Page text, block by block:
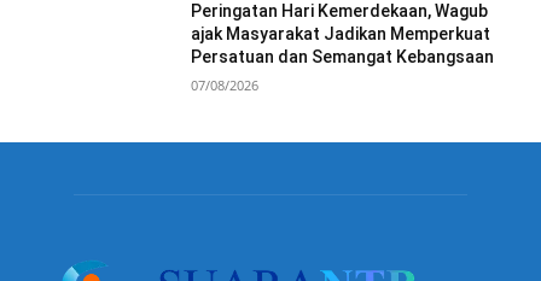
Peringatan Hari Kemerdekaan, Wagub
ajak Masyarakat Jadikan Memperkuat
Persatuan dan Semangat Kebangsaan
07/08/2026